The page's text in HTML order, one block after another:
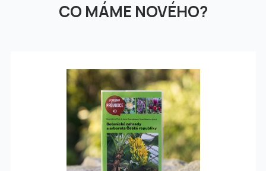
CO MÁME NOVÉHO?